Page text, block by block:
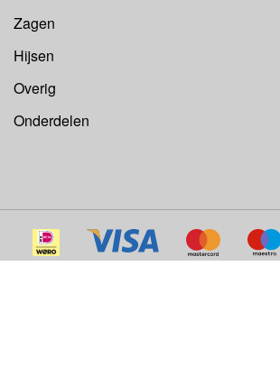
Zagen
Hijsen
Overig
Onderdelen